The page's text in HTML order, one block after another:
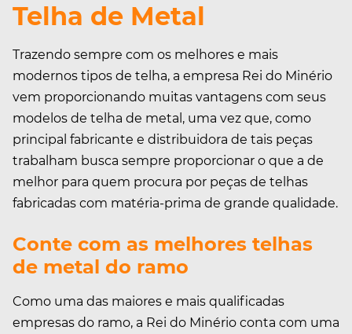
Telha de Metal
Trazendo sempre com os melhores e mais
modernos tipos de telha, a empresa Rei do Minério
vem proporcionando muitas vantagens com seus
modelos de telha de metal, uma vez que, como
principal fabricante e distribuidora de tais peças
trabalham busca sempre proporcionar o que a de
melhor para quem procura por peças de telhas
fabricadas com matéria-prima de grande qualidade.
Conte com as melhores telhas
de metal do ramo
Como uma das maiores e mais qualificadas
empresas do ramo, a Rei do Minério conta com uma